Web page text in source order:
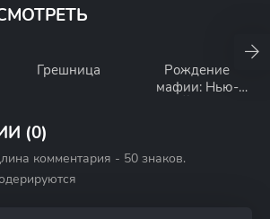
Грешница
Рождение
мафии: Нью-
(0)
комментария - 50 знаков.